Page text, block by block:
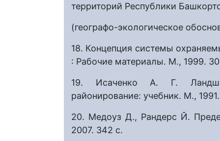
территорий Республики
(географо-экологическое
18. Концепция системы
: Рабочие материалы. М., 1999.
19. Исаченко А. Г.
районирование: учебник. М.,
20. Медоуз Д., Рандерс Й.
2007. 342 с.